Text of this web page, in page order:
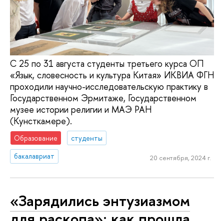
С 25 по 31 августа студенты третьего курса ОП
«Язык, словесность и культура Китая» ИКВИА ФГН
проходили научно-исследовательскую практику в
Государственном Эрмитаже, Государственном
музее истории религии и МАЭ РАН
(Кунсткамере).
Образование
студенты
бакалавриат
20 сентября, 2024 г.
«Зарядились энтузиазмом